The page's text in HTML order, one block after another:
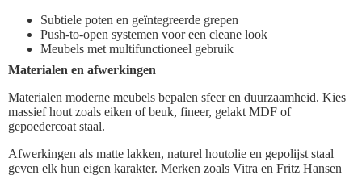
Subtiele poten en geïntegreerde grepen
Push-to-open systemen voor een cleane look
Meubels met multifunctioneel gebruik
Materialen en afwerkingen
Materialen moderne meubels bepalen sfeer en duurzaamheid. Kies
massief hout zoals eiken of beuk, fineer, gelakt MDF of
gepoedercoat staal.
Afwerkingen als matte lakken, naturel houtolie en gepolijst staal
geven elk hun eigen karakter. Merken zoals Vitra en Fritz Hansen